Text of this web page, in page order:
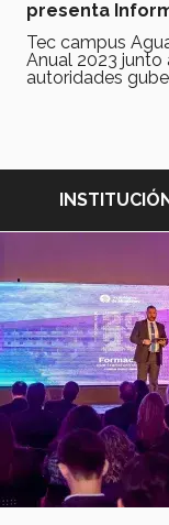
presenta
Tec campus
Anual 2023 junto
autoridades